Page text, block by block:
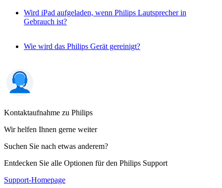
Wird iPad aufgeladen, wenn Philips Lautsprecher in
Gebrauch ist?
Wie wird das Philips Gerät gereinigt?
Kontaktaufnahme zu Philips
Wir helfen Ihnen gerne weiter
Suchen Sie nach etwas anderem?
Entdecken Sie alle Optionen für den Philips Support
Support-Homepage